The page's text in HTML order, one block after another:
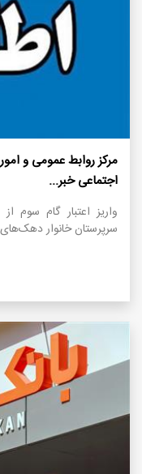
مرکز روابط عمومی و
اجتماعی خبر...
واریز اعتبار گام سوم
سرپرستان خانوار‌